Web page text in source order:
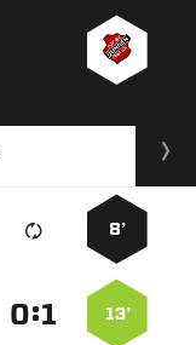
8’
13’
: